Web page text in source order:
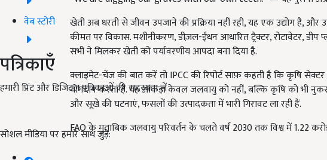
वेब स्टोरी
पत्रिकाएँ
हमारी प्रिंट और डिजिटल पत्रिकाओं की सदस्यता लें
सोशल मीडिया पर हमारे साथ जुड़ें:
खेती अब धरती से जीवन उपजाने की प्रक्रिया नहीं रही, यह एक उद्योग है,
कीमत पर विकास. मशीनीकरण, डीज़ल-ईंधन आधारित ट्रैक्टर, रोटावेटर, डीप
सभी ने मिलकर खेती को पर्यावरणीय आपदा बना दिया है.
क्लाइमेट-चेंज की बात करें तो IPCC की रिपोर्ट साफ़ कहती है कि कृषि
योगदान करता है. यह आंकड़ा केवल जलवायु को नहीं, बल्कि कृषि को भी
और सूखे की घटनाएं, फसलों की उत्पादकता में भारी गिरावट ला रही हैं.
FAO के मुताबिक जलवायु परिवर्तन के चलते वर्ष 2030 तक विश्व में 1.22